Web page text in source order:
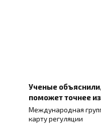
Ученые
поможет точнее
Международная
карту регуляции